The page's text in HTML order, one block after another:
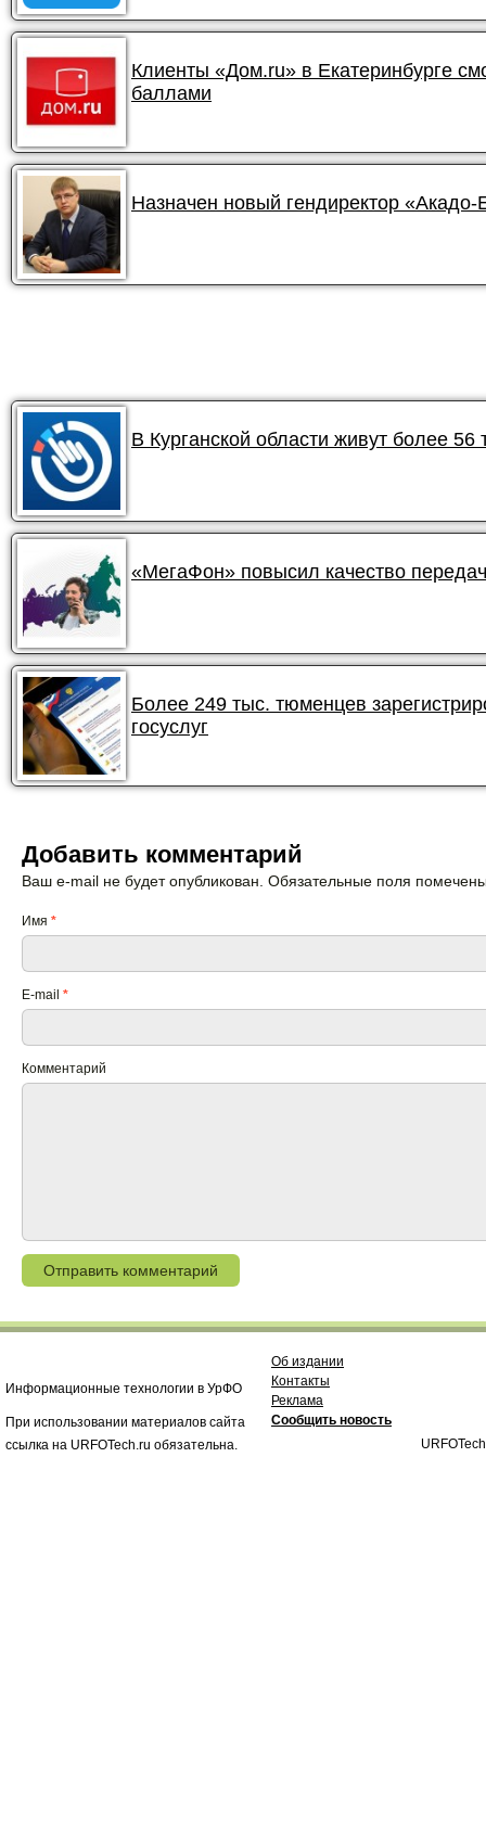
Клиенты «Дом.ru» в Екатеринбурге
баллами
Назначен новый гендиректор «Акадо-
В Курганской области живут более
«МегаФон» повысил качество
Более 249 тыс. тюменцев
госуслуг
Добавить комментарий
Ваш e-mail не будет опубликован. Обязательные поля
Имя *
E-mail *
Комментарий
Информационные технологии в УрФО
При использовании материалов сайта
ссылка на URFOTech.ru обязательна.
Об издании
Контакты
Реклама
Сообщить новость